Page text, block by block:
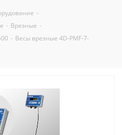
-
- Врезные -
- Весы врезные 4D-PMF-7-